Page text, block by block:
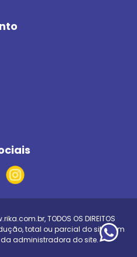
, TODOS OS DIREITOS
total ou parcial do site, sem
administradora do site.